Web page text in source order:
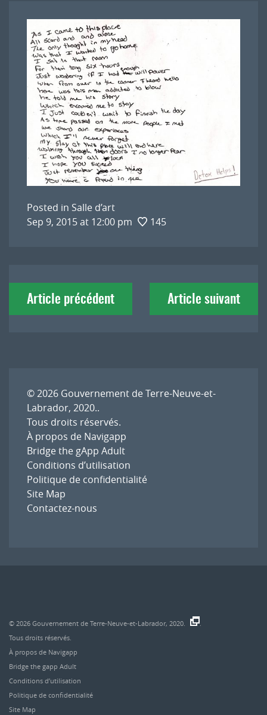
Posted in Salle d’art
Sep 9, 2015 at 12:00 pm
145
Navigation
deArticle précédent Article suivant
© 2026 Gouvernement de Terre-Neuve-et-
Labrador, 2020..
Tous droits réservés.
À propos de Navigapp
Bridge the gApp Adult
Conditions d’utilisation
Politique de confidentialité
Site Map
Contactez-nous
© 2026 Gouvernement de Terre-Neuve-et-Labrador, 2020.
.
Tous droits réservés.
À propos de Navigapp
Bridge the gapp Adult
Conditions d’utilisation
Politique de confidentialité
Site Map